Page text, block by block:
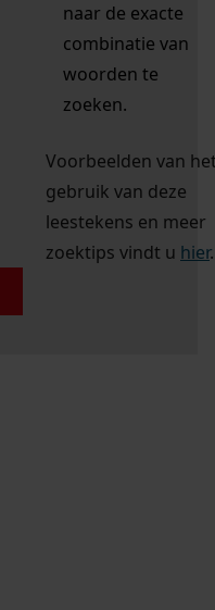
naar de exacte
combinatie van
woorden te
zoeken.
Voorbeelden van
gebruik van deze
leestekens en meer
zoektips vindt u hier.